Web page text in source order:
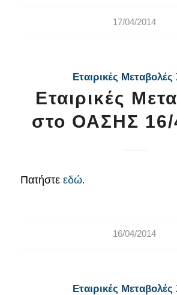
17/04/2014
Εταιρικές
Εταιρικές
στο ΟΑΣΗΣ 16/
Πατήστε εδώ.
16/04/2014
Εταιρικές